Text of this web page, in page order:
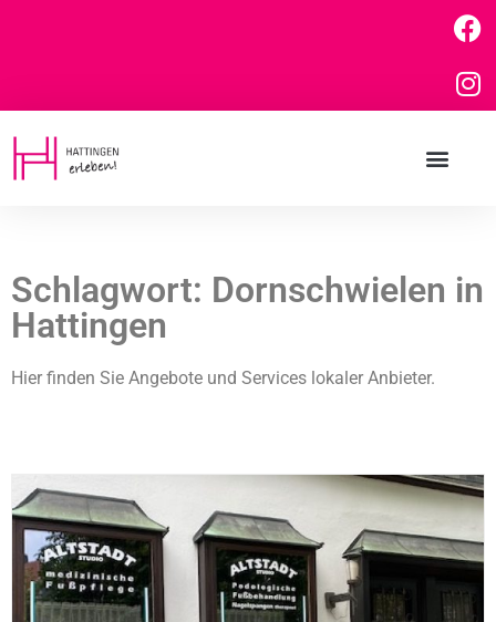
Schlagwort: Dornschwielen in
Hattingen
Hier finden Sie Angebote und Services lokaler Anbieter.